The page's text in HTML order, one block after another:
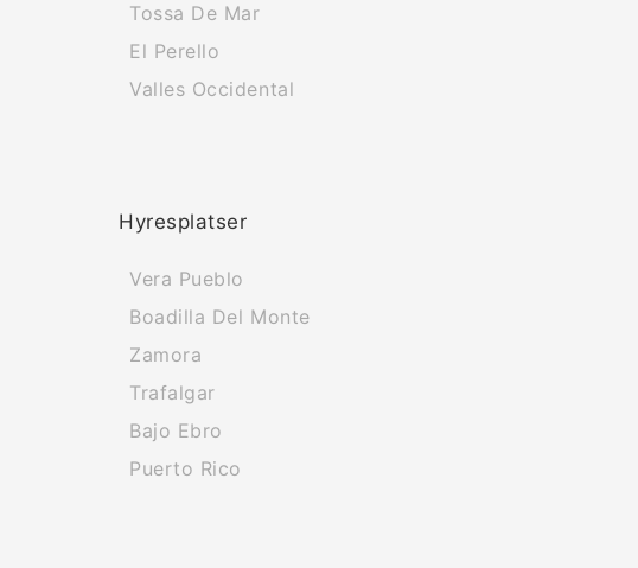
Tossa De Mar
El Perello
Valles Occidental
Hyresplatser
Vera Pueblo
Boadilla Del Monte
Zamora
Trafalgar
Bajo Ebro
Puerto Rico